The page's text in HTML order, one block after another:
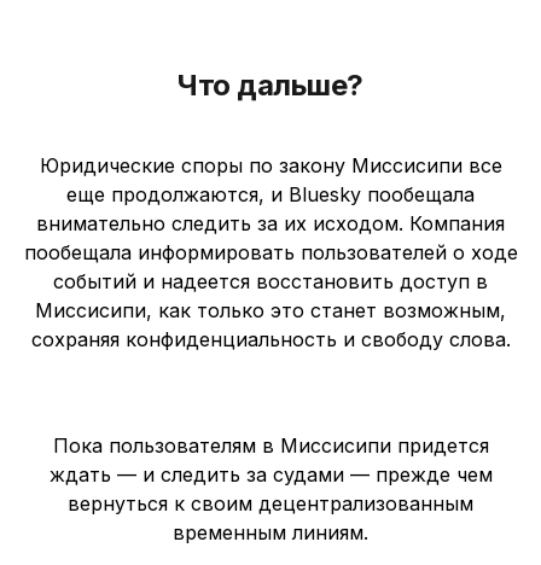
Что дальше?
Юридические споры по закону Миссисипи все
еще продолжаются, и Bluesky пообещала
внимательно следить за их исходом. Компания
пообещала информировать пользователей о ходе
событий и надеется восстановить доступ в
Миссисипи, как только это станет возможным,
сохраняя конфиденциальность и свободу слова.
Пока пользователям в Миссисипи придется
ждать — и следить за судами — прежде чем
вернуться к своим децентрализованным
временным линиям.